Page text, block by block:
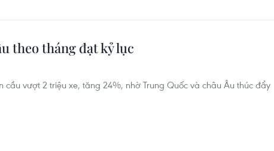
theo tháng đạt kỷ lục
vượt 2 triệu xe, tăng 24%, nhờ Trung Quốc và châu Âu thúc đẩy